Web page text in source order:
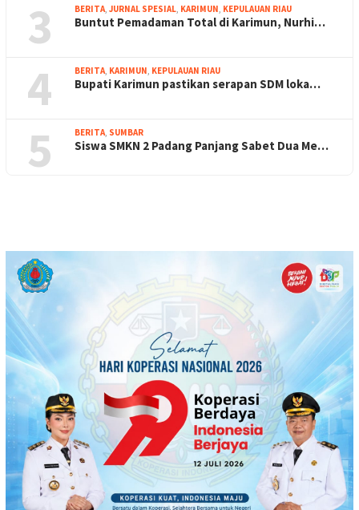
3 BERITA JURNAL SPESIAL KARIMUN KEPULAUAN RIAU
Buntut Pemadaman Total di Karimun, Nurhi…
4 BERITA KARIMUN KEPULAUAN RIAU
Bupati Karimun pastikan serapan SDM loka…
5 BERITA SUMBAR
Siswa SMKN 2 Padang Panjang Sabet Dua Me…